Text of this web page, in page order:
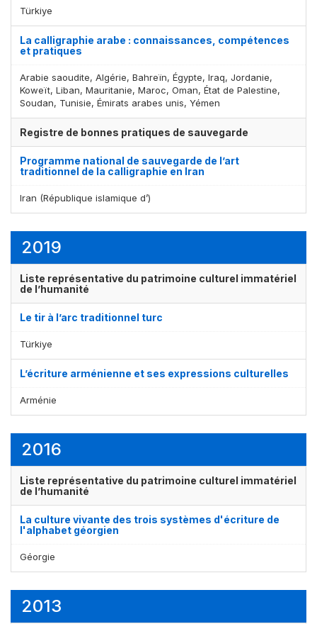
Türkiye
La calligraphie arabe : connaissances, compétences
et pratiques
Arabie saoudite, Algérie, Bahreïn, Égypte, Iraq, Jordanie,
Koweït, Liban, Mauritanie, Maroc, Oman, État de Palestine,
Soudan, Tunisie, Émirats arabes unis, Yémen
Registre de bonnes pratiques de sauvegarde
Programme national de sauvegarde de l’art
traditionnel de la calligraphie en Iran
Iran (République islamique d’)
2019
Liste représentative du patrimoine culturel immatériel
de l’humanité
Le tir à l’arc traditionnel turc
Türkiye
L’écriture arménienne et ses expressions culturelles
Arménie
2016
Liste représentative du patrimoine culturel immatériel
de l’humanité
La culture vivante des trois systèmes d'écriture de
l'alphabet géorgien
Géorgie
2013